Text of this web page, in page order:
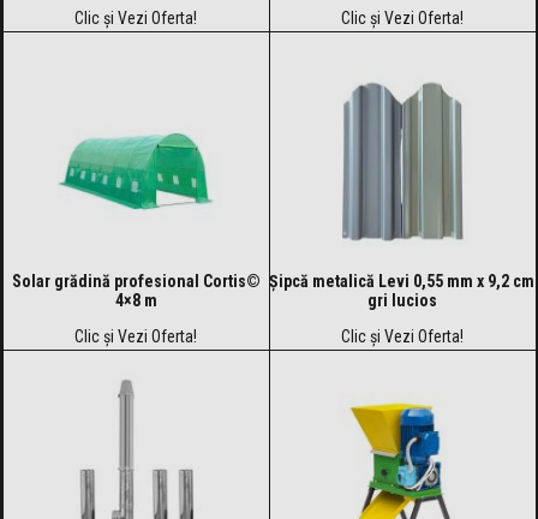
Clic și Vezi Oferta!
Clic și Vezi Oferta!
Solar grădină profesional Cortis©
4×8 m
Clic și Vezi Oferta!
Șipcă metalică Levi 0,55 mm x 9,2 cm
gri lucios
Clic și Vezi Oferta!